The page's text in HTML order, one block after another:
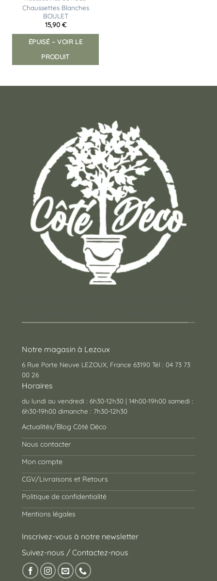
Chaussettes Blanches
BOULET
15,90 €
ÉPUISÉ – VOIR LE
PRODUIT
Notre magasin à Lezoux
6 Rue Porte Neuve LEZOUX, France 63190 Tél : 04 73 73
00 26
Horaires
du lundi au vendredi : 6h30-12h30 | 14h00-19h00 samedi :
6h30-19h00 dimanche : 7h30-12h30
Actualités/Blog Côté Déco
Nous contacter
Mon compte
CGV/Livraisons et Retours
Politique de confidentialité
Mentions légales
Inscrivez-vous à notre newsletter
Suivez-nous / Contactez-nous